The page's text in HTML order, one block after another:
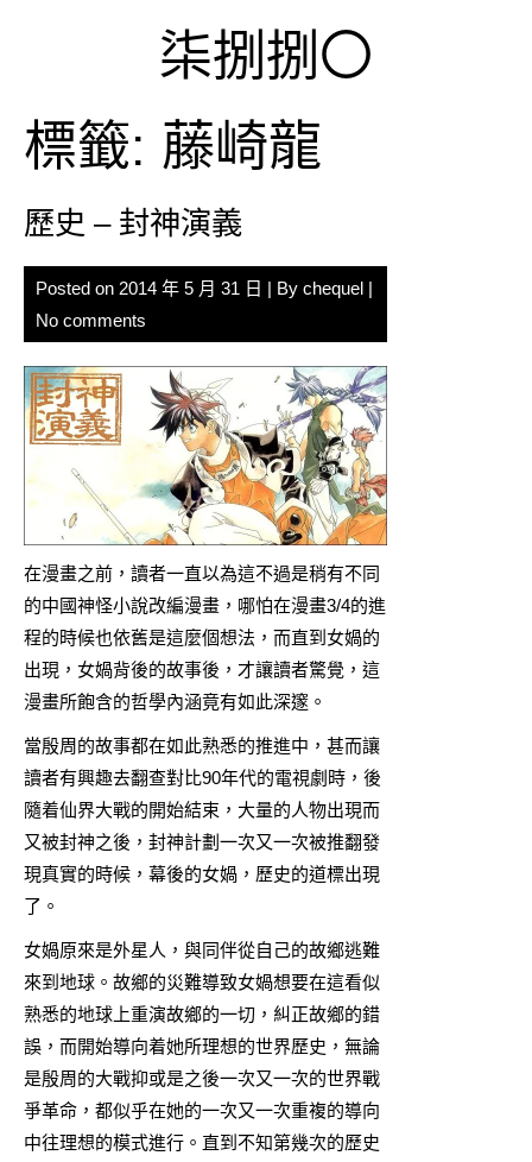
柒捌捌〇
標籤: 藤崎龍
歷史 – 封神演義
Posted on 2014 年 5 月 31 日 | By chequel |
No comments
在漫畫之前，讀者一直以為這不過是稍有不同
的中國神怪小說改編漫畫，哪怕在漫畫3/4的進
程的時候也依舊是這麼個想法，而直到女媧的
出現，女媧背後的故事後，才讓讀者驚覺，這
漫畫所飽含的哲學內涵竟有如此深邃。
當殷周的故事都在如此熟悉的推進中，甚而讓
讀者有興趣去翻查對比90年代的電視劇時，後
隨着仙界大戰的開始結束，大量的人物出現而
又被封神之後，封神計劃一次又一次被推翻發
現真實的時候，幕後的女媧，歷史的道標出現
了。
女媧原來是外星人，與同伴從自己的故鄉逃難
來到地球。故鄉的災難導致女媧想要在這看似
熟悉的地球上重演故鄉的一切，糾正故鄉的錯
誤，而開始導向着她所理想的世界歷史，無論
是殷周的大戰抑或是之後一次又一次的世界戰
爭革命，都似乎在她的一次又一次重複的導向
中往理想的模式進行。直到不知第幾次的歷史